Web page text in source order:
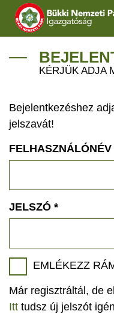
IGAZGATÓSÁG
VÍZVÉDELEM
ÖKOTURIZMUS
GEOPARKOK
KÉRJÜK ADJA
Bejelentkezéshez
jelszavát!
FELHASZNÁLÓNÉV
JELSZÓ *
EMLÉKEZZ
Már regisztráltál, de
Itt tudsz új jelszót